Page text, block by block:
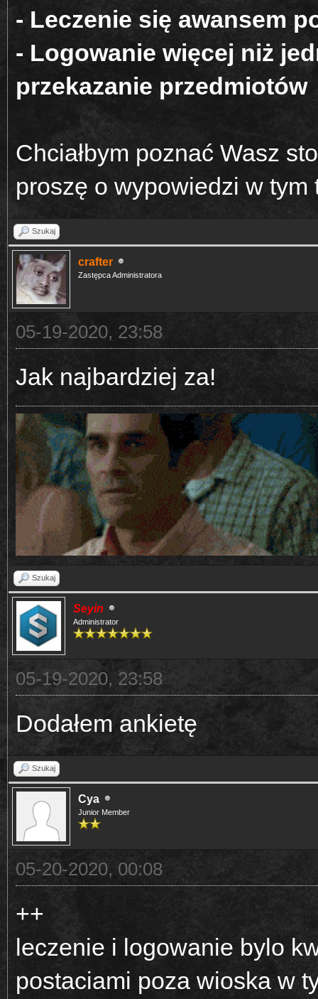
- Leczenie się awansem
- Logowanie więcej niż
przekazanie przedmiotów
Chciałbym poznać Wasz
proszę o wypowiedzi w
Szukaj
crafter
Zastępca Administratora
05-19-2020, 23:58
Jak najbardziej za!
Szukaj
Seyin
Administrator
05-19-2020, 23:58
Dodałem ankietę
Szukaj
Cya
Junior Member
05-20-2020, 00:08
++
leczenie i logowanie bylo
postaciami poza wioska w